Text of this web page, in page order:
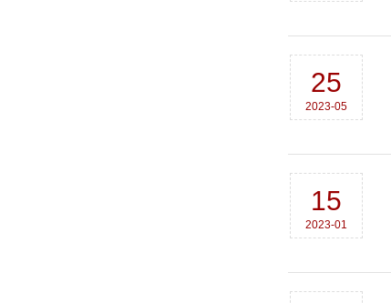
25
2023-05
15
2023-01